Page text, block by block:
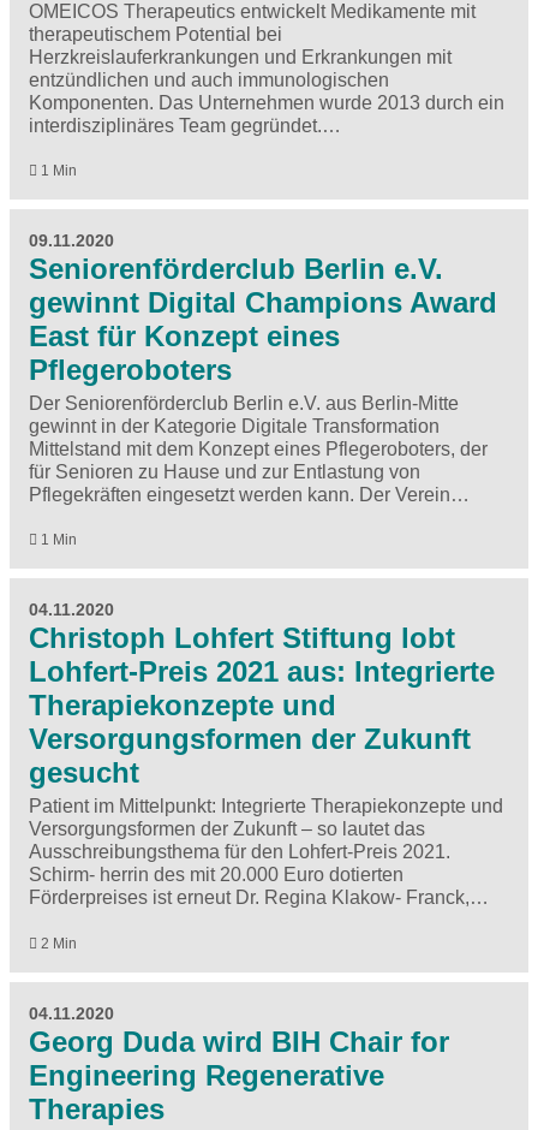
OMEICOS Therapeutics entwickelt Medikamente mit
therapeutischem Potential bei
Herzkreislauferkrankungen und Erkrankungen mit
entzündlichen und auch immunologischen
Komponenten. Das Unternehmen wurde 2013 durch ein
interdisziplinäres Team gegründet.…
1 Min
09.11.2020
Seniorenförderclub Berlin e.V.
gewinnt Digital Champions Award
East für Konzept eines
Pflegeroboters
Der Seniorenförderclub Berlin e.V. aus Berlin-Mitte
gewinnt in der Kategorie Digitale Transformation
Mittelstand mit dem Konzept eines Pflegeroboters, der
für Senioren zu Hause und zur Entlastung von
Pflegekräften eingesetzt werden kann. Der Verein…
1 Min
04.11.2020
Christoph Lohfert Stiftung lobt
Lohfert-Preis 2021 aus: Integrierte
Therapiekonzepte und
Versorgungsformen der Zukunft
gesucht
Patient im Mittelpunkt: Integrierte Therapiekonzepte und
Versorgungsformen der Zukunft – so lautet das
Ausschreibungsthema für den Lohfert-Preis 2021.
Schirm- herrin des mit 20.000 Euro dotierten
Förderpreises ist erneut Dr. Regina Klakow- Franck,…
2 Min
04.11.2020
Georg Duda wird BIH Chair for
Engineering Regenerative
Therapies